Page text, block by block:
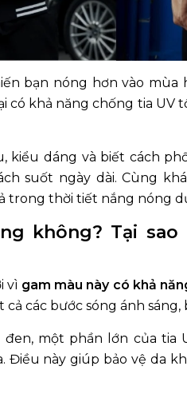
bạn nóng hơn vào
có khả năng chống tia UV
kiểu dáng và biết cách
suốt ngày dài. Cùng
trong thời tiết nắng nóng
không? Tại
vì gam màu này có khả
các bước sóng ánh sáng,
đen, một phần lớn của tia
Điều này giúp bảo vệ da